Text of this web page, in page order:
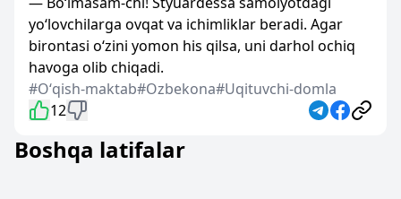
yo‘lovchilarga ovqat va ichimliklar beradi. Agar
birontasi o‘zini yomon his qilsa, uni darhol ochiq
havoga olib chiqadi.
#Oʻqish-maktab#Ozbekona#Uqituvchi-domla
12
Boshqa latifalar